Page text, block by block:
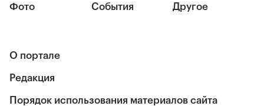
Фото События Другое
О портале
Редакция
Порядок использования материалов сайта